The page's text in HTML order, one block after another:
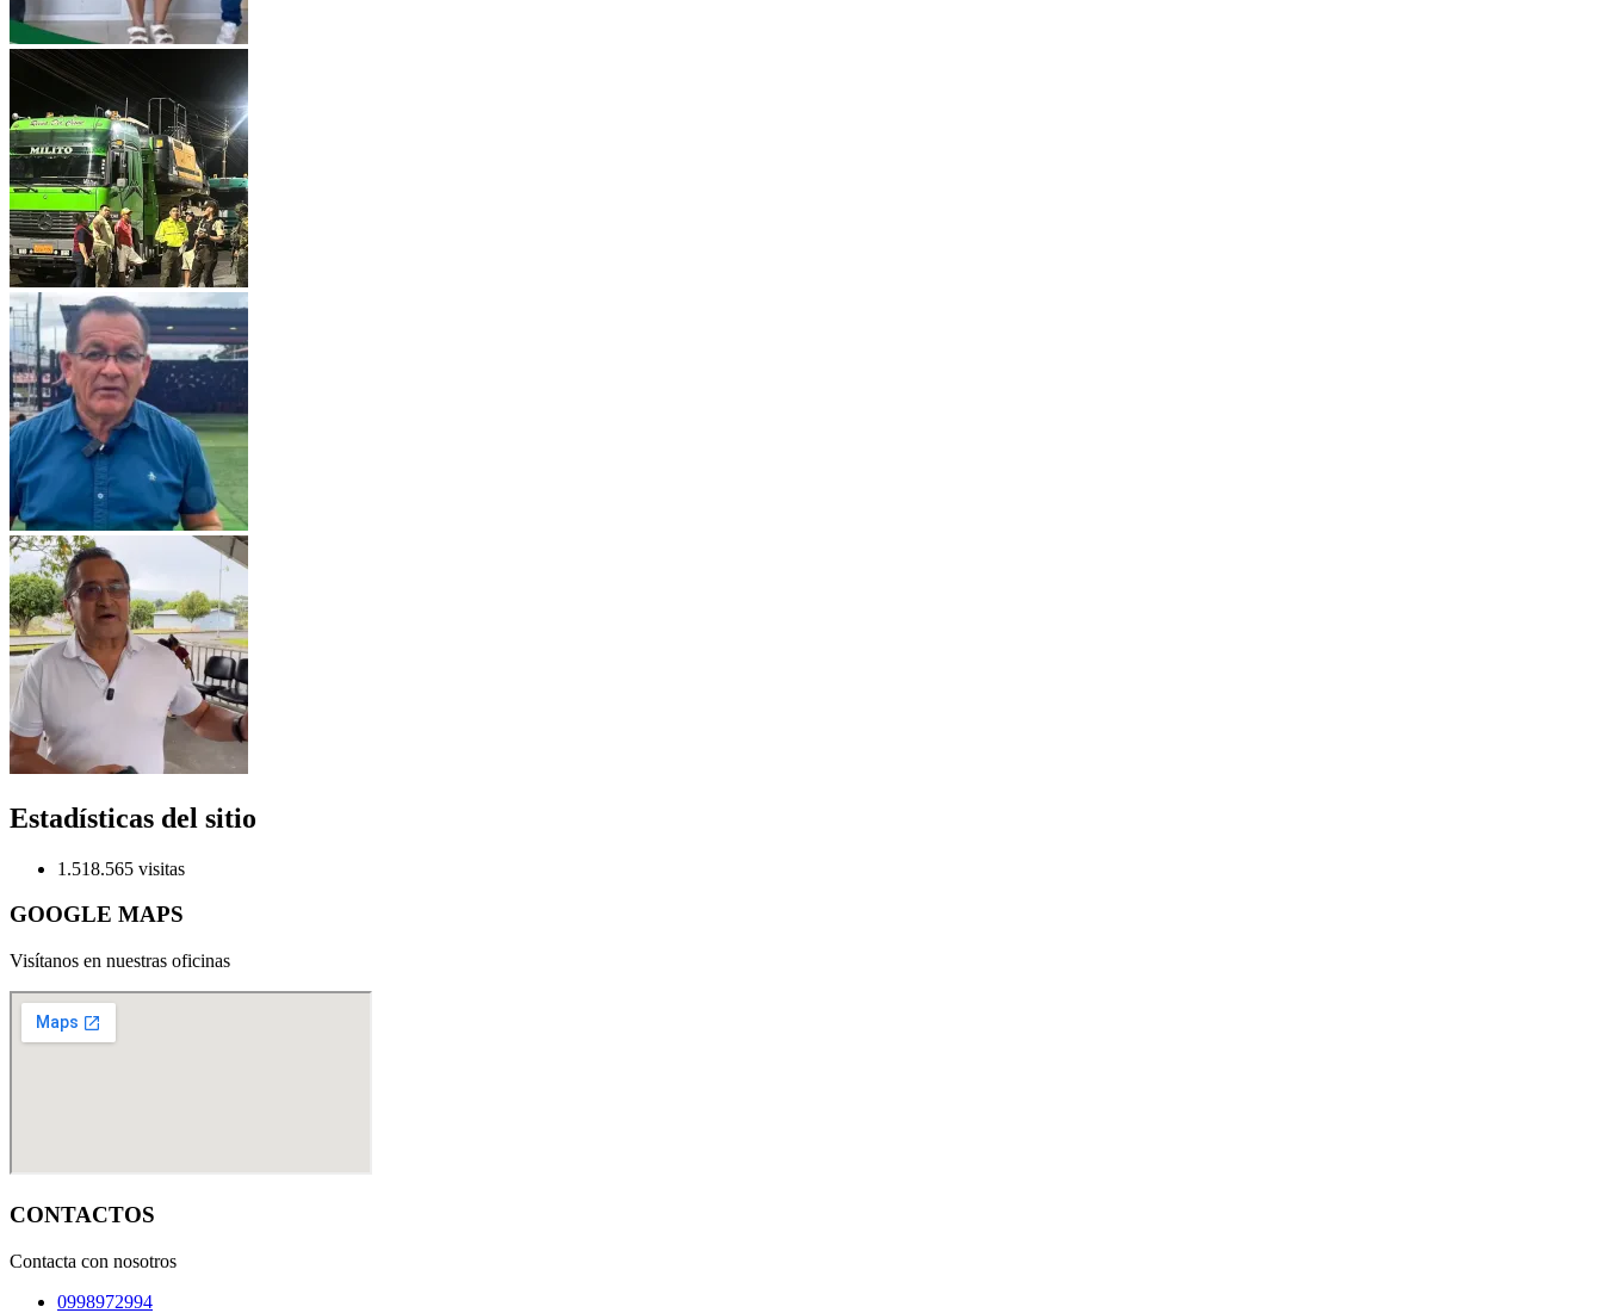
Estadísticas del sitio
1.518.565 visitas
GOOGLE MAPS
Visítanos en nuestras oficinas
CONTACTOS
Contacta con nosotros
0998972994